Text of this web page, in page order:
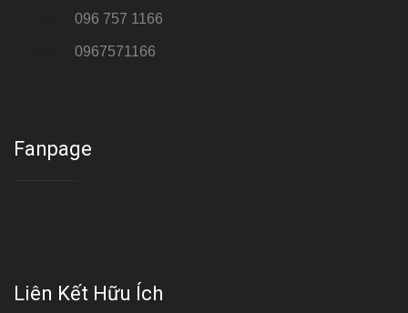
096 757 1166
0967571166
Fanpage
Liên Kết Hữu Ích